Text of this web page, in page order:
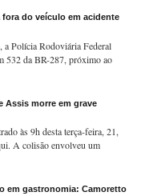
do veículo em acidente
a Polícia Rodoviária Federal
532 da BR-287, próximo ao
Assis morre em grave
às 9h desta terça-feira, 21,
A colisão envolveu um
em gastronomia: Camoretto